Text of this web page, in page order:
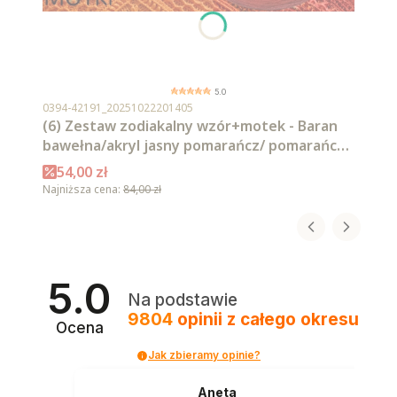
5.0
Kod produktu
0394-42191_20251022201405
(6) Zestaw zodiakalny wzór+motek - Baran
bawełna/akryl jasny pomarańcz/ pomarańcz/
intensywna czerwień/ czerwień/ burgund/
malaga
Cena promocyjna
54,00 zł
Najniższa cena: 84,00 zł
5.0
Ocena
Na podstawie
9804 opinii z całego okresu
Jak zbieramy opinie?
Aneta